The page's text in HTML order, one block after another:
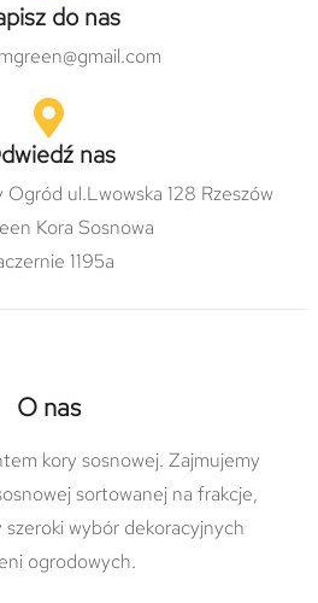
do nas
nas
ul.Lwowska 128 Rzeszów
Kora Sosnowa
1195a
O nas
kory sosnowej. Zajmujemy
sortowanej na frakcje,
wybór dekoracyjnych
ogrodowych.